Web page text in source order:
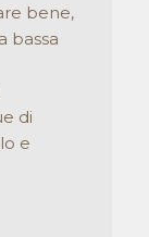
bene,
bassa
di
e